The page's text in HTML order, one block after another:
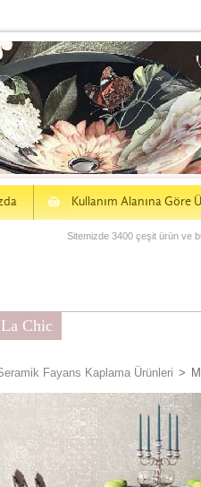
Kullanım Alanına Göre
S
Sitemizde 3400 çeşit ürün ve
La Chic
Fayans Kaplama Ürünleri >